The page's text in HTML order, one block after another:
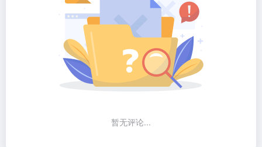
暂无评论...